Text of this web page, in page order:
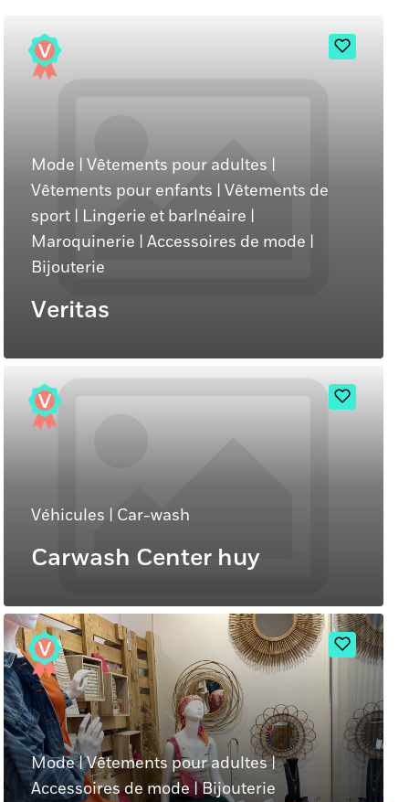
Mode | Vêtements pour adultes |
Vêtements pour enfants | Vêtements de
sport | Lingerie et barlnéaire |
Maroquinerie | Accessoires de mode |
Bijouterie
Veritas
Véhicules | Car-wash
Carwash Center huy
Mode|Vêtements pour adultes|
Accessoires de mode|Bijouterie